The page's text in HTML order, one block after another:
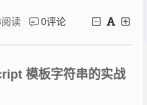
读 0评论
模板字符串的实战